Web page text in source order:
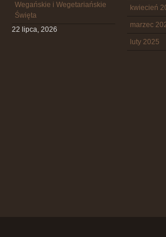
Wegańskie i Wegetariańskie
Święta
22 lipca, 2026
kwiecień
marzec
luty 2025